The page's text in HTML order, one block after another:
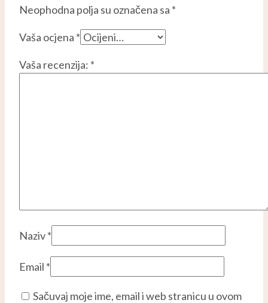
Neophodna polja su označena sa *
Vaša ocjena *
Vaša recenzija: *
Naziv*
Email *
Sačuvaj moje ime, email i web stranicu u ovom